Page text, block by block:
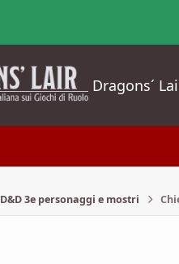
Dragons´
D&D 3e personaggi e mostri